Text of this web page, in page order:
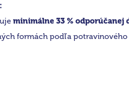
minimálne 33 % odporúčanej
formách podľa